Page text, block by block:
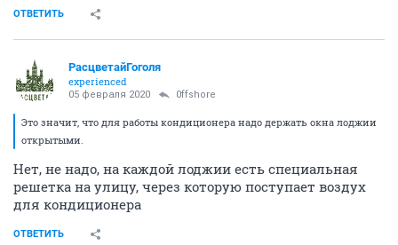
ОТВЕТИТЬ
РасцветайГоголя
experienced
05 февраля 2020 0ffshore
Это значит, что для работы кондиционера надо держать окна лоджии
открытыми.
Нет, не надо, на каждой лоджии есть специальная
решетка на улицу, через которую поступает воздух
для кондиционера
ОТВЕТИТЬ